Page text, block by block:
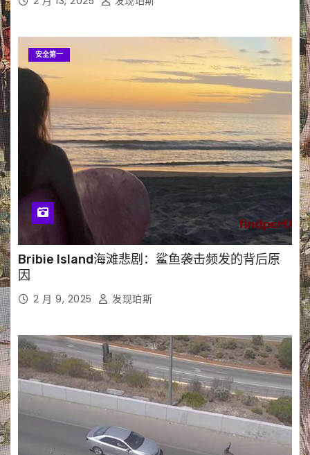
安全第一
Bribie Island海滩悲剧：鲨鱼袭击频发的背后原
因
2 月 9, 2025 发现珀斯